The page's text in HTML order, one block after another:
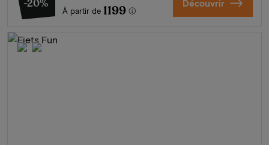
-20%
À partir de 1199 Découvrir